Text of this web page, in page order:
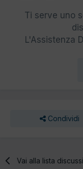
Ti serve uno
L'Assistenza
Condividi
Vai alla lista